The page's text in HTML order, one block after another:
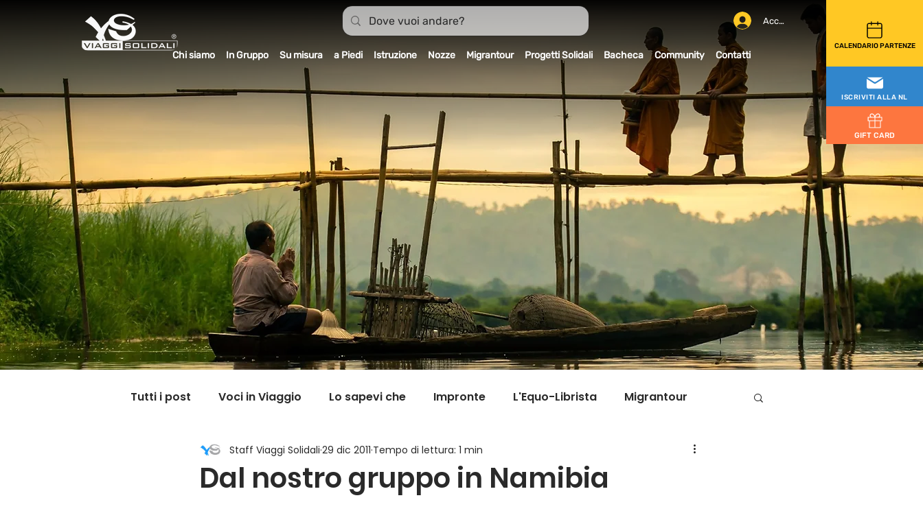
CALENDARIO PARTENZE
Accedi
ISCRIVITI ALLA NL
GIFT CARD
Chi siamo In Gruppo Su misura a Piedi Istruzione Nozze Migrantour Progetti Solidali Bacheca Community Contatti
Tutti i post Voci in Viaggio Lo sapevi che Impronte L'Equo-Librista Migrantour
Dicono di noi Carnet Good News I Viaggi della Tarta
Dal nostro gruppo in Namibia
Staff Viaggi Solidali 29 dic 2011 Tempo di lettura: 1 min